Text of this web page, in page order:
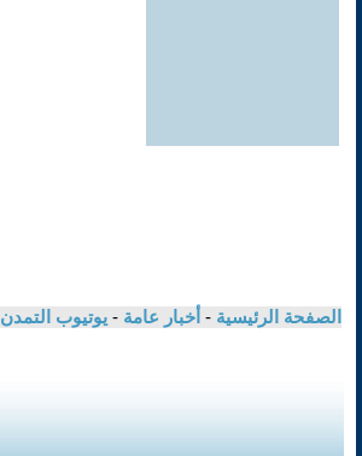
الصفحة الرئيسية - أخبار عامة - يوتيوب التمدن